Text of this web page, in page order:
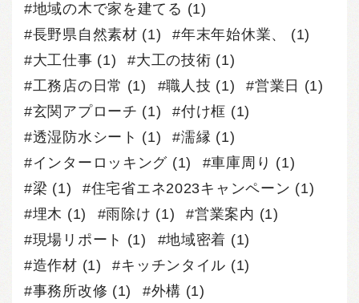
地域の木で家を建てる (1)
長野県自然素材 (1) 年末年始休業、
(1)
大工仕事 (1) 大工の技術 (1)
工務店の日常 (1) 職人技 (1) 営業日 (1)
玄関アプローチ (1) 付け框 (1)
透湿防水シート (1) 濡縁 (1)
インターロッキング (1) 車庫周り (1)
梁 (1) 住宅省エネ2023キャンペーン (1)
埋木 (1) 雨除け (1) 営業案内 (1)
現場リポート (1) 地域密着 (1)
造作材 (1) キッチンタイル (1)
事務所改修 (1) 外構 (1)